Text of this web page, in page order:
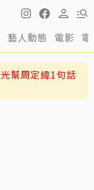
藝人動態 電影